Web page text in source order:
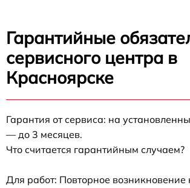
Гарантийные
сервисного центра в
Красноярске
Гарантия от сервиса: на
— до 3 месяцев.
Что считается гарантийным случаем?
Для работ: Повторное возникновение